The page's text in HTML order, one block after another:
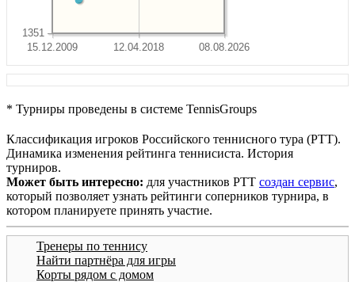
15.12.2009 12.04.2018 08.08.2026
1351
* Турниры проведены в системе TennisGroups
Классификация игроков Российского теннисного тура (РТТ).
Динамика изменения рейтинга теннисиста. История
турниров.
Может быть интересно: для участников РТТ создан сервис,
который позволяет узнать рейтинги соперников турнира, в
котором планируете принять участие.
Тренеры по теннису
Найти партнёра для игры
Корты рядом с домом